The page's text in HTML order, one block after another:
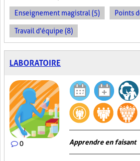
Enseignement magistral (5) Points
Travail d'équipe (8)
LABORATOIRE
0 Apprendre en faisant